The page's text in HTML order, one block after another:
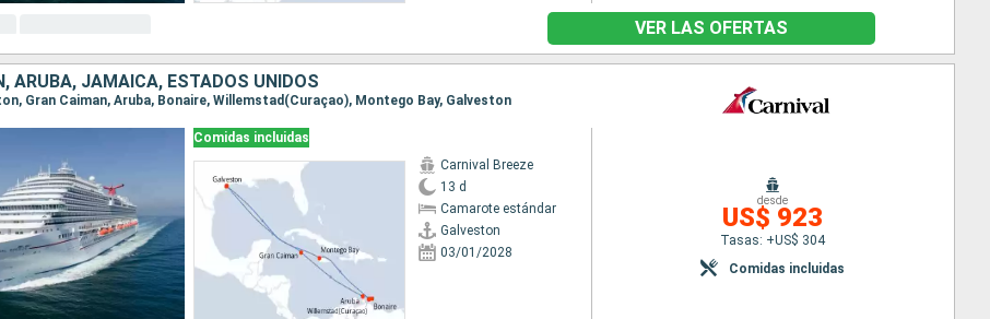
VER LAS OFERTAS
ARUBA, JAMAICA, ESTADOS UNIDOS
Gran Caiman, Aruba, Bonaire, Willemstad(Curaçao), Montego Bay, Galveston
Comidas incluidas
Carnival Breeze
13 d
Camarote estándar
Galveston
03/01/2028
desde
US$ 923
Tasas: +US$ 304
Comidas incluidas